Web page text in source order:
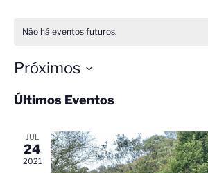
Não há eventos futuros.
Próximos
a
Últimos Eventos
JUL
24
2021